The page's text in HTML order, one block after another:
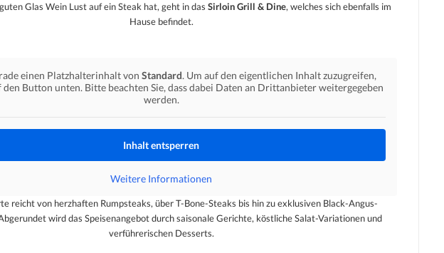
Glas Wein Lust auf ein Steak hat, geht in dasSirloin Grill & Dine, welches sich ebenfalls im
Hause befindet.
einen Platzhalterinhalt vonStandard. Um auf den eigentlichen Inhalt zuzugreifen,
den Button unten. Bitte beachten Sie, dass dabei Daten an Drittanbieter weitergegeben
werden.
Inhalt entsperren
Weitere Informationen
reicht von herzhaften Rumpsteaks, über T-Bone-Steaks bis hin zu exklusiven Black-Angus-
wird das Speisenangebot durch saisonale Gerichte, köstliche Salat-Variationen und
verführerischen Desserts.